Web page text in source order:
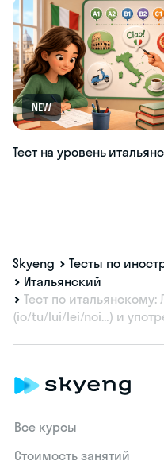
NEW
Тест на уровень
Skyeng
Тесты по
Итальянский
Тест по
(io/tu/lui/lei/noi…) и
Все курсы
Стоимость занятий